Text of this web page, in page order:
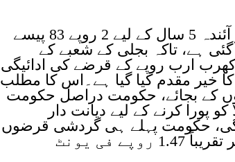
تاہم اس کے برعکس حکومت کی جانب سے بجلی پر آئندہ 5 سال کے لیے 2 روپے 83 پیسے
ہے، تاکہ بجلی کے شعبے کے
قرضوں کے ایک حصے کی ادائیگی کے لیے 12 کھرب ارب روپے کے قرضے کی ادائیگی
خیر مقدم کیا گیا ہے۔اس کا مطلب
کے بجائے، حکومت دراصل حکومت
پورا کرنے کے لیے دیانت دار
گی، حکومت پہلے ہی گردشی قرضوں
کی ایڈجسٹمنٹ کے لیے ماضی میں لیے گئے قرضوں پر تقریباً 1.47 روپے فی یونٹ